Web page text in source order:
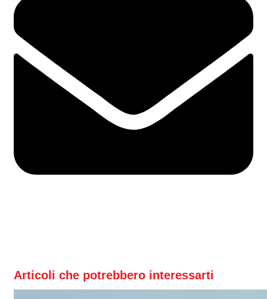
Articoli che potrebbero interessarti